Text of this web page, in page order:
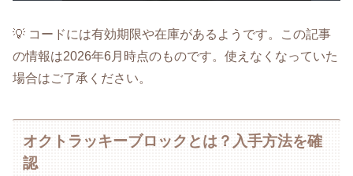
💡 コードには有効期限や在庫があるようです。この記事
の情報は2026年6月時点のものです。使えなくなっていた
場合はご了承ください。
オクトラッキーブロックとは？入手方法を確
認